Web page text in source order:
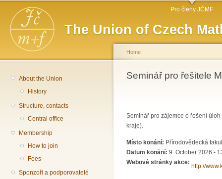
The Union of Czech
Main menu Pro členy JČMF
About the Union
History
Structure, contacts
Central office
Membership
How to join
Fees
Sponzoři a podporovatelé
You are here
Home
Seminář pro řešitele
Seminář pro zájemce o řešení
kraje).
Místo konání: Přírodovědecká
Datum konání: 9. October 2026 -
Webové stránky akce:
http://